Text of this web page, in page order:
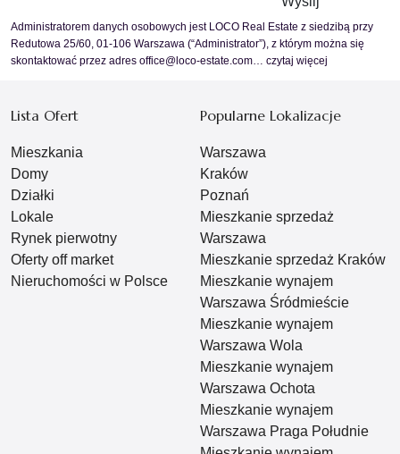
Administratorem danych osobowych jest LOCO Real Estate z siedzibą przy
Redutowa 25/60, 01-106 Warszawa (“Administrator”), z którym można się
skontaktować przez adres office@loco-estate.com… czytaj więcej
Lista Ofert
Mieszkania
Domy
Działki
Lokale
Rynek pierwotny
Oferty off market
Nieruchomości w Polsce
Popularne Lokalizacje
Warszawa
Kraków
Poznań
Mieszkanie sprzedaż
Warszawa
Mieszkanie sprzedaż Kraków
Mieszkanie wynajem
Warszawa Śródmieście
Mieszkanie wynajem
Warszawa Wola
Mieszkanie wynajem
Warszawa Ochota
Mieszkanie wynajem
Warszawa Praga Południe